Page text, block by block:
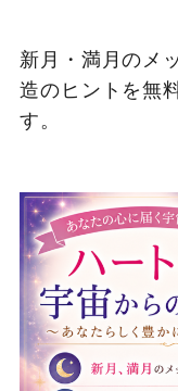
新月・満月のメ
造のヒントを無
す。